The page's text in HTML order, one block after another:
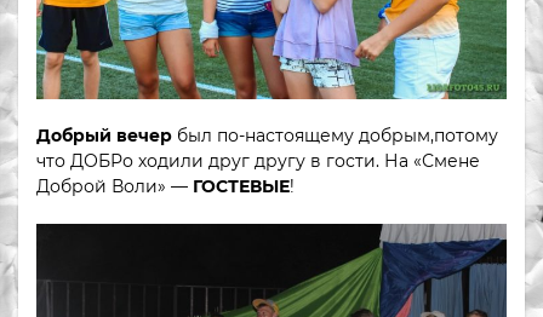
Добрый вечер был по-настоящему добрым,потому
что ДОБРо ходили друг другу в гости. На «Смене
Доброй Воли» — ГОСТЕВЫЕ!